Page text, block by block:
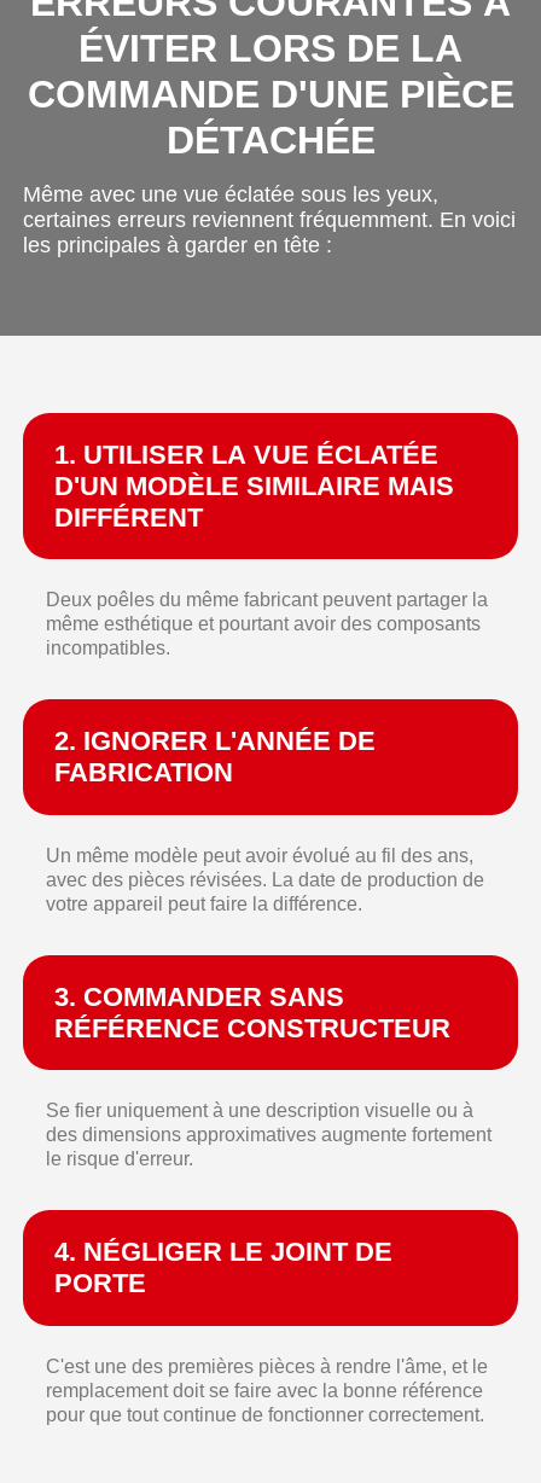
ÉVITER LORS DE LA
COMMANDE D'UNE PIÈCE
DÉTACHÉE
Même avec une vue éclatée sous les yeux,
certaines erreurs reviennent fréquemment. En voici
les principales à garder en tête :
1. UTILISER LA VUE ÉCLATÉE
D'UN MODÈLE SIMILAIRE MAIS
DIFFÉRENT
Deux poêles du même fabricant peuvent partager la
même esthétique et pourtant avoir des composants
incompatibles.
2. IGNORER L'ANNÉE DE
FABRICATION
Un même modèle peut avoir évolué au fil des ans,
avec des pièces révisées. La date de production de
votre appareil peut faire la différence.
3. COMMANDER SANS
RÉFÉRENCE CONSTRUCTEUR
Se fier uniquement à une description visuelle ou à
des dimensions approximatives augmente fortement
le risque d'erreur.
4. NÉGLIGER LE JOINT DE
PORTE
C'est une des premières pièces à rendre l'âme, et le
remplacement doit se faire avec la bonne référence
pour que tout continue de fonctionner correctement.